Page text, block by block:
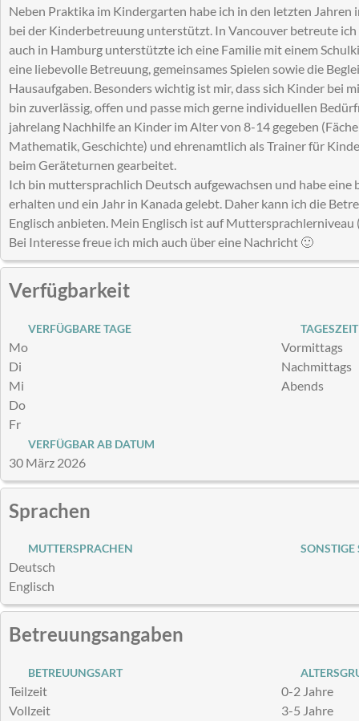
Neben Praktika im Kindergarten habe ich in den letzten Jahren
bei der Kinderbetreuung unterstützt. In Vancouver betreute
auch in Hamburg unterstützte ich eine Familie mit einem
eine liebevolle Betreuung, gemeinsames Spielen sowie die
Hausaufgaben. Besonders wichtig ist mir, dass sich Kinder bei
bin zuverlässig, offen und passe mich gerne individuellen
jahrelang Nachhilfe an Kinder im Alter von 8-14 gegeben
Mathematik, Geschichte) und ehrenamtlich als Trainer für
beim Geräteturnen gearbeitet.
Ich bin muttersprachlich Deutsch aufgewachsen und habe eine
erhalten und ein Jahr in Kanada gelebt. Daher kann ich die
Englisch anbieten. Mein Englisch ist auf Muttersprachlerniveau
Bei Interesse freue ich mich auch über eine Nachricht 🙂
Verfügbarkeit
VERFÜGBARE TAGE
Mo
Di
Mi
Do
Fr
TAGESZEIT
Vormittags
Nachmittags
Abends
VERFÜGBAR AB DATUM
30 März 2026
Sprachen
MUTTERSPRACHEN
Deutsch
Englisch
SONSTIGE
Betreuungsangaben
BETREUUNGSART
Teilzeit
Vollzeit
0-2 Jahre
3-5 Jahre